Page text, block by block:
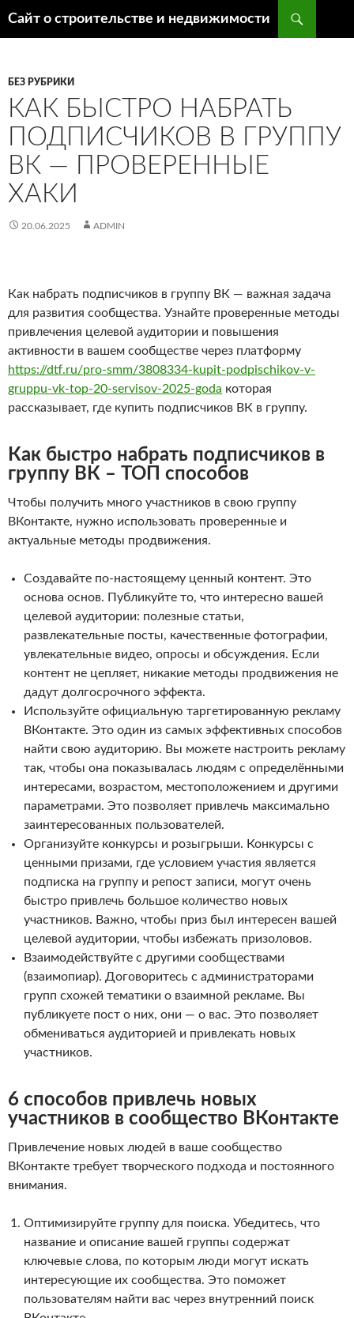
Сайт о строительстве и недвижимости
БЕЗ РУБРИКИ
КАК БЫСТРО НАБРАТЬ
ПОДПИСЧИКОВ В ГРУППУ
ВК — ПРОВЕРЕННЫЕ
ХАКИ
20.06.2025 ADMIN
Как набрать подписчиков в группу ВК — важная задача
для развития сообщества. Узнайте проверенные методы
привлечения целевой аудитории и повышения
активности в вашем сообществе через платформу
https://dtf.ru/pro-smm/3808334-kupit-podpischikov-v-
gruppu-vk-top-20-servisov-2025-goda которая
рассказывает, где купить подписчиков ВК в группу.
Как быстро набрать подписчиков в
группу ВК – ТОП способов
Чтобы получить много участников в свою группу
ВКонтакте, нужно использовать проверенные и
актуальные методы продвижения.
Создавайте по-настоящему ценный контент. Это
основа основ. Публикуйте то, что интересно вашей
целевой аудитории: полезные статьи,
развлекательные посты, качественные фотографии,
увлекательные видео, опросы и обсуждения. Если
контент не цепляет, никакие методы продвижения не
дадут долгосрочного эффекта.
Используйте официальную таргетированную рекламу
ВКонтакте. Это один из самых эффективных способов
найти свою аудиторию. Вы можете настроить рекламу
так, чтобы она показывалась людям с определёнными
интересами, возрастом, местоположением и другими
параметрами. Это позволяет привлечь максимально
заинтересованных пользователей.
Организуйте конкурсы и розыгрыши. Конкурсы с
ценными призами, где условием участия является
подписка на группу и репост записи, могут очень
быстро привлечь большое количество новых
участников. Важно, чтобы приз был интересен вашей
целевой аудитории, чтобы избежать призоловов.
Взаимодействуйте с другими сообществами
(взаимопиар). Договоритесь с администраторами
групп схожей тематики о взаимной рекламе. Вы
публикуете пост о них, они — о вас. Это позволяет
обмениваться аудиторией и привлекать новых
участников.
6 способов привлечь новых
участников в сообщество ВКонтакте
Привлечение новых людей в ваше сообщество
ВКонтакте требует творческого подхода и постоянного
внимания.
Оптимизируйте группу для поиска. Убедитесь, что
название и описание вашей группы содержат
ключевые слова, по которым люди могут искать
интересующие их сообщества. Это поможет
пользователям найти вас через внутренний поиск